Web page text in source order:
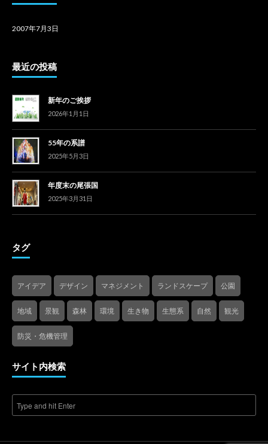
2007年7月3日
最近の投稿
新年のご挨拶
2026年1月1日
55年の系譜
2025年5月3日
年度末の尾張国
2025年3月31日
タグ
アイデア デザイン マネジメント ランドスケープ 公園
地域 景観 森林 環境 生き物 生態系 自然 観光
防災・危機管理
サイト内検索